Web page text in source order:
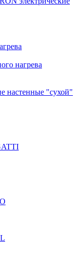
нагрева
настенные "сухой"